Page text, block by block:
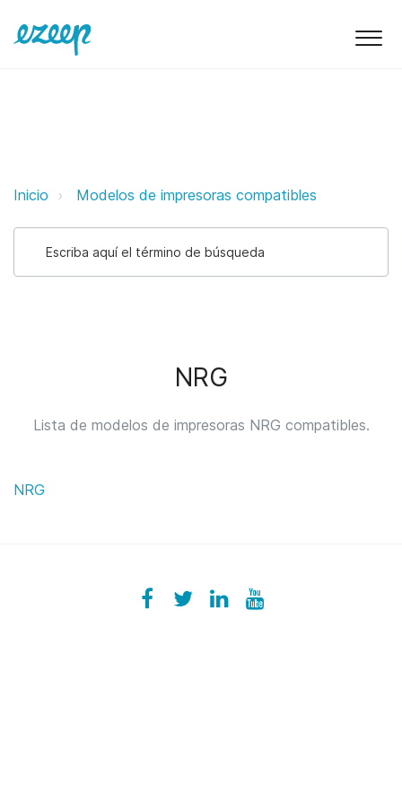
NRG ezeep Support Support
Inicio Modelos de impresoras compatibles
NRG
Lista de modelos de impresoras NRG compatibles.
NRG
Facebook
ezeeplive
Twitter
ezeepLinkedIn
ezeepYouTube